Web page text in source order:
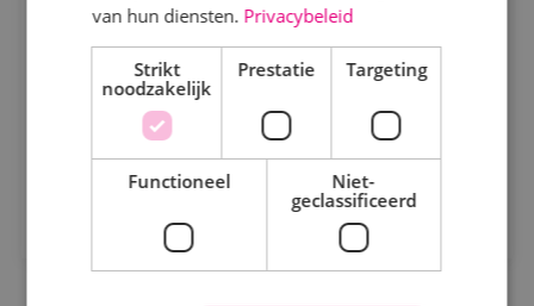
Staf
Uren
Fulltime
Parttime
Ontwerpen, afstemmen en vooruitdenken. Als
projectengineer beveiligingstechniek maak jij het
verschil.
Bekijk vacature
Direct solliciteren
van hun diensten. Privacybeleid
Strikt
noodzakelijk
Prestatie Targeting
Functioneel
Niet-
geclassificeerd